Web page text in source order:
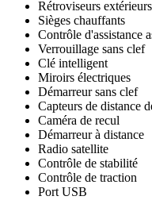
Rétroviseurs
Sièges chauffants
Contrôle d'assistance
Verrouillage sans clef
Clé intelligent
Miroirs électriques
Démarreur sans clef
Capteurs de distance
Caméra de recul
Démarreur à distance
Radio satellite
Contrôle de stabilité
Contrôle de traction
Port USB